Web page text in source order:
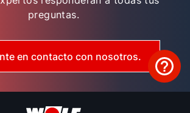
preguntas.
en contacto con nosotros.